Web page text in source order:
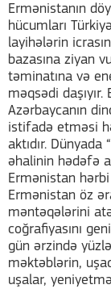
Ermənistanın
hücumları
layihələrin
bazasına ziyan
təminatına və
məqsədi
Azərbaycanın
istifadə etməsi
aktıdır. Dünyada
əhalinin hədəfə
Ermənistan
Ermənistan öz
məntəqələrini
coğrafiyasını
gün ərzində
məktəblərin, uşaq
uşalar,